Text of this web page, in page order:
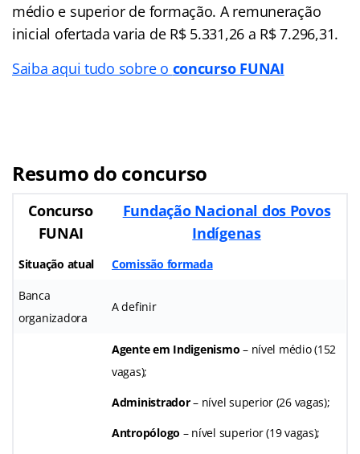
médio e superior de formação. A remuneração
inicial ofertada varia de R$ 5.331,26 a R$ 7.296,31.
Saiba aqui tudo sobre o concurso FUNAI
Resumo do concurso
Concurso
FUNAI
Fundação Nacional dos Povos
Indígenas
Situação atual Comissão formada
Banca
organizadora
A definir
Agente em Indigenismo – nível médio (152
vagas);
Administrador– nível superior (26 vagas);
Antropólogo – nível superior (19 vagas);